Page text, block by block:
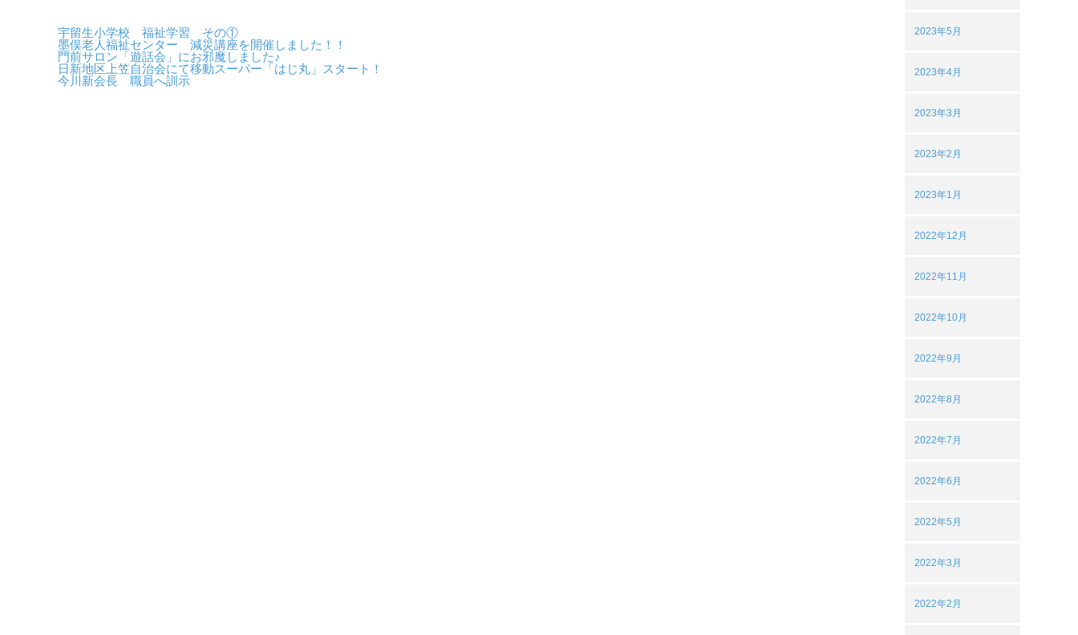
宇留生小学校 福祉学習 その①
墨俣老人福祉センター 減災講座を開催しました！！
門前サロン「遊話会」にお邪魔しました♪
日新地区上笠自治会にて移動スーパー「はじ丸」スタート！
今川新会長 職員へ訓示
2023年5月
2023年4月
2023年3月
2023年2月
2023年1月
2022年12月
2022年11月
2022年10月
2022年9月
2022年8月
2022年7月
2022年6月
2022年5月
2022年3月
2022年2月